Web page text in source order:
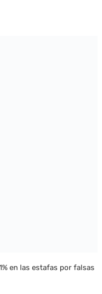
en las estafas por falsas